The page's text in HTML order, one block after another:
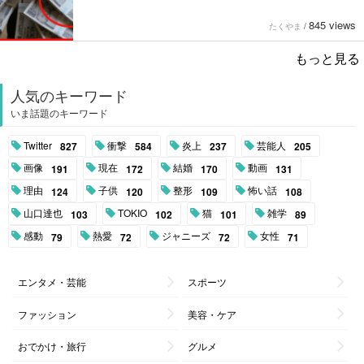
たくやま / 845 views
もっと見る
人気のキーワード
いま話題のキーワード
Twitter 827 衝撃 584 炎上 237 芸能人 205
画像 191 現在 172 結婚 170 動画 131
理由 124 子供 120 整形 109 怖い話 108
山口達也 103 TOKIO 102 猫 101 雑学 89
感動 79 熱愛 72 ジャニーズ 72 女性 71
エンタメ・芸能 スポーツ
ファッション 美容・ケア
おでかけ・旅行 グルメ